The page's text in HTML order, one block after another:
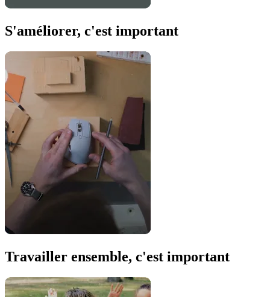
S'améliorer, c'est important
Travailler ensemble, c'est important